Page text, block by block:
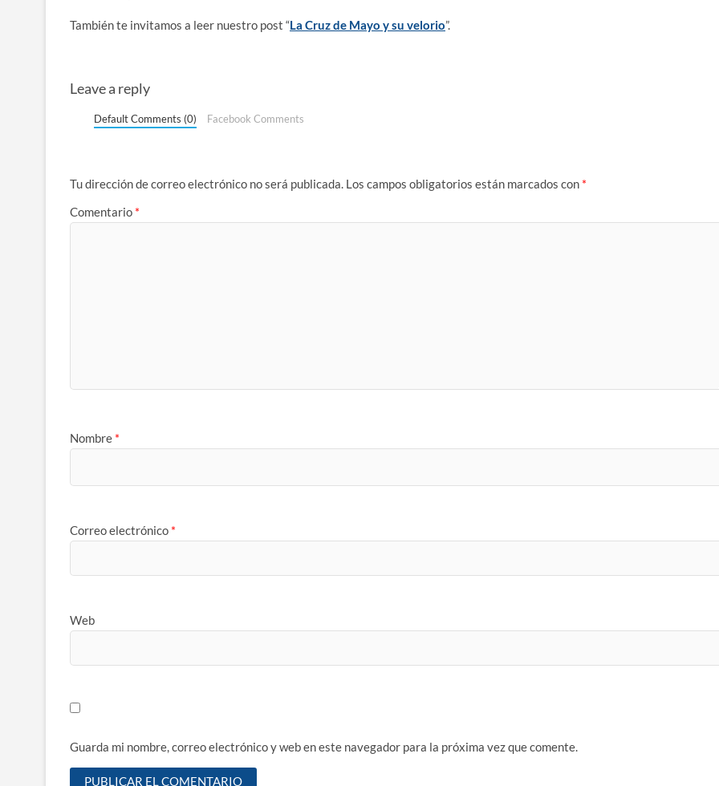
También te invitamos a leer nuestro post “La Cruz de Mayo y su velorio”.
Leave a reply
Default Comments (0) Facebook Comments
Tu dirección de correo electrónico no será publicada. Los campos obligatorios están marcados con *
Comentario *
Nombre *
Correo electrónico *
Web
Guarda mi nombre, correo electrónico y web en este navegador para la próxima vez que comente.